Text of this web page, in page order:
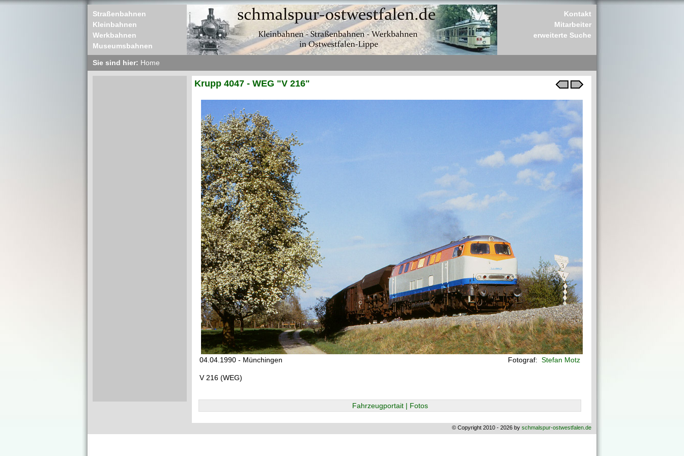
Straßenbahnen
Kleinbahnen
Werkbahnen
Museumsbahnen
Kontakt
Mitarbeiter
erweiterte Suche
Sie sind hier: Home
Krupp 4047 - WEG "V 216"
04.04.1990 - Münchingen Fotograf: Stefan Motz
V 216 (WEG)
Fahrzeugportait | Fotos
© Copyright 2010 - 2026 by schmalspur-ostwestfalen.de